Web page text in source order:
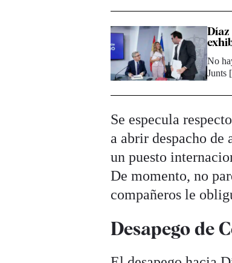
Díaz
No
Se especula
a abrir despacho de
un puesto
De momento, no
compañeros le
Desapego de